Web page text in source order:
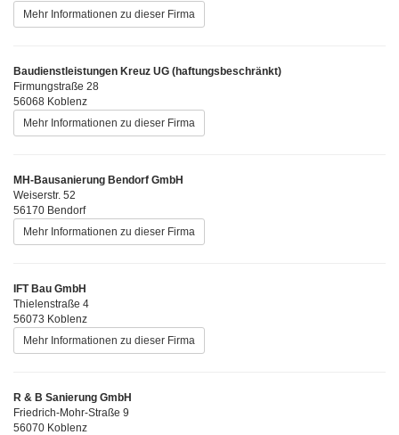
Mehr Informationen zu dieser Firma
Baudienstleistungen Kreuz UG (haftungsbeschränkt)
Firmungstraße 28
56068 Koblenz
Mehr Informationen zu dieser Firma
MH-Bausanierung Bendorf GmbH
Weiserstr. 52
56170 Bendorf
Mehr Informationen zu dieser Firma
IFT Bau GmbH
Thielenstraße 4
56073 Koblenz
Mehr Informationen zu dieser Firma
R & B Sanierung GmbH
Friedrich-Mohr-Straße 9
56070 Koblenz